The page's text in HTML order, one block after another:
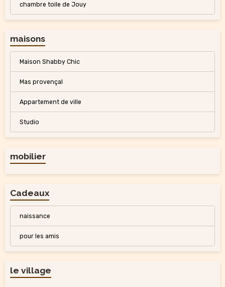
chambre toile de Jouy
maisons
Maison Shabby Chic
Mas provençal
Appartement de ville
Studio
mobilier
Cadeaux
naissance
pour les amis
le village